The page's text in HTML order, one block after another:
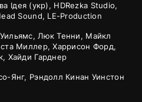
Ідея (укр), HDRezka Studio,
Sound, LE-Production
Люк Тенни, Майкл
Миллер, Харрисон Форд,
Хайди Гарднер
Янг, Рэндолл Кинан Уинстон